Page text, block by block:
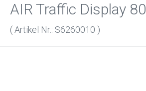
AIR Traffic Display 80
( Artikel Nr.: S6260010 )